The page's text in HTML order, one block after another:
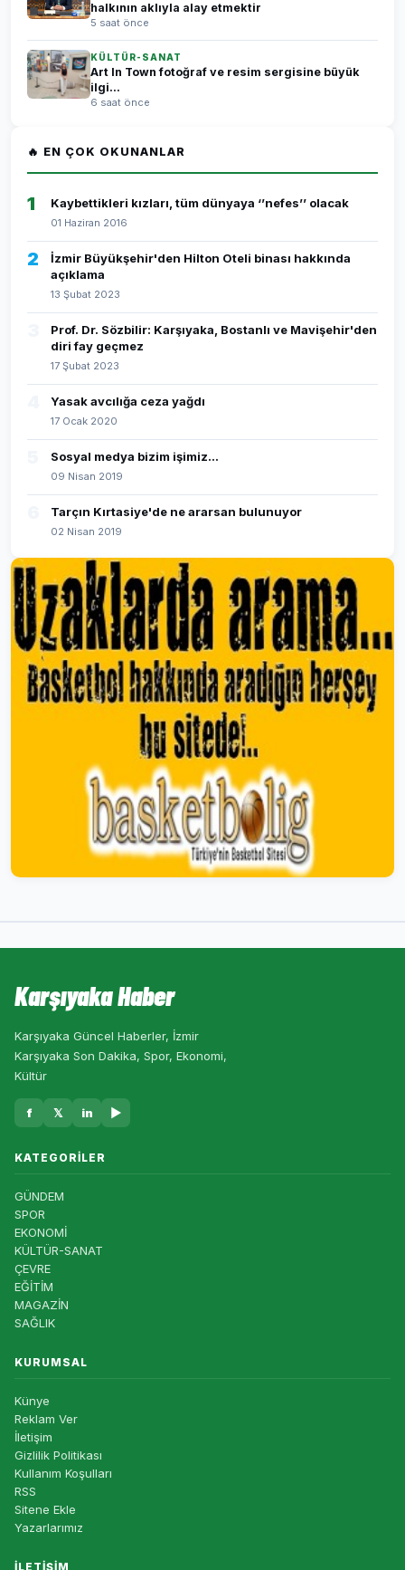
halkının aklıyla alay etmektir
5 saat önce
KÜLTÜR-SANAT
Art In Town fotoğraf ve resim sergisine büyük
ilgi...
6 saat önce
🔥 EN ÇOK OKUNANLAR
1 Kaybettikleri kızları, tüm dünyaya ‘’nefes’’ olacak
01 Haziran 2016
2
İzmir Büyükşehir'den Hilton Oteli binası hakkında
açıklama
13 Şubat 2023
Prof. Dr. Sözbilir: Karşıyaka, Bostanlı ve Mavişehir'den
diri fay geçmez
17 Şubat 2023
Yasak avcılığa ceza yağdı
17 Ocak 2020
Sosyal medya bizim işimiz...
09 Nisan 2019
Tarçın Kırtasiye'de ne ararsan bulunuyor
02 Nisan 2019
Karşıyaka Haber
Karşıyaka Güncel Haberler, İzmir
Karşıyaka Son Dakika, Spor, Ekonomi,
Kültür
f 𝕏 in ▶
KATEGORILER
GÜNDEM
SPOR
EKONOMİ
KÜLTÜR-SANAT
ÇEVRE
EĞİTİM
MAGAZİN
SAĞLIK
KURUMSAL
Künye
Reklam Ver
İletişim
Gizlilik Politikası
Kullanım Koşulları
RSS
Sitene Ekle
Yazarlarımız
İLETIŞIM